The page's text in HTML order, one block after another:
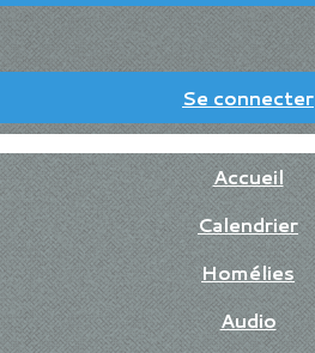
Se connecter
Accueil
Calendrier
Homélies
Audio